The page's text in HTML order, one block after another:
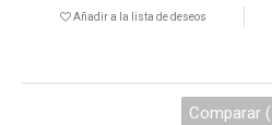
Añadir a la lista de deseos
Comparar (